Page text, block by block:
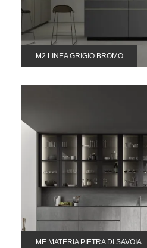
M2 LINEA GRIGIO BROMO
ME MATERIA PIETRA DI SAVOIA